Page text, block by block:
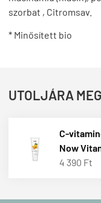
szorbat , Citromsav.
* Minősített bio
UTOLJÁRA
C-
Now
4 390 Ft